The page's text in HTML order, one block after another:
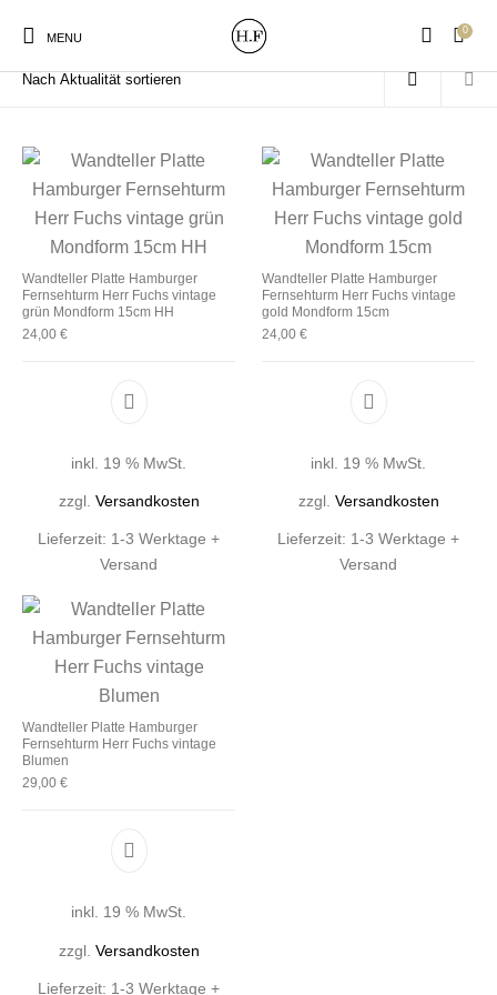
MENU
0
New Products On Sale! Wandteller Geschirrtücher
Gutscheine Magneten
Mützen / Beanies und
Start / Produkte verschlagwortet mit „Wandtplatte“
Wandteller Platte Hamburger
Fernsehturm Herr Fuchs vintage
grün Mondform 15cm HH
24,00 €
inkl. 19 % MwSt.
zzgl. Versandkosten
Lieferzeit: 1-3 Werktage +
Versand
Wandteller Platte Hamburger
Fernsehturm Herr Fuchs vintage
gold Mondform 15cm
24,00 €
inkl. 19 % MwSt.
zzgl. Versandkosten
Lieferzeit: 1-3 Werktage +
Versand
Wandteller Platte Hamburger
Fernsehturm Herr Fuchs vintage
Blumen
29,00 €
inkl. 19 % MwSt.
zzgl. Versandkosten
Lieferzeit: 1-3 Werktage +